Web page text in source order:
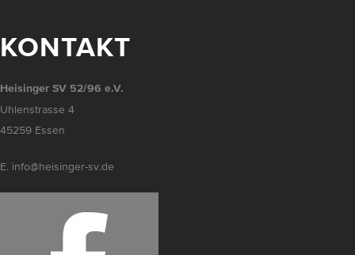
KONTAKT
Heisinger SV 52/96 e.V.
Uhlenstrasse 4
45259 Essen
E. info@heisinger-sv.de